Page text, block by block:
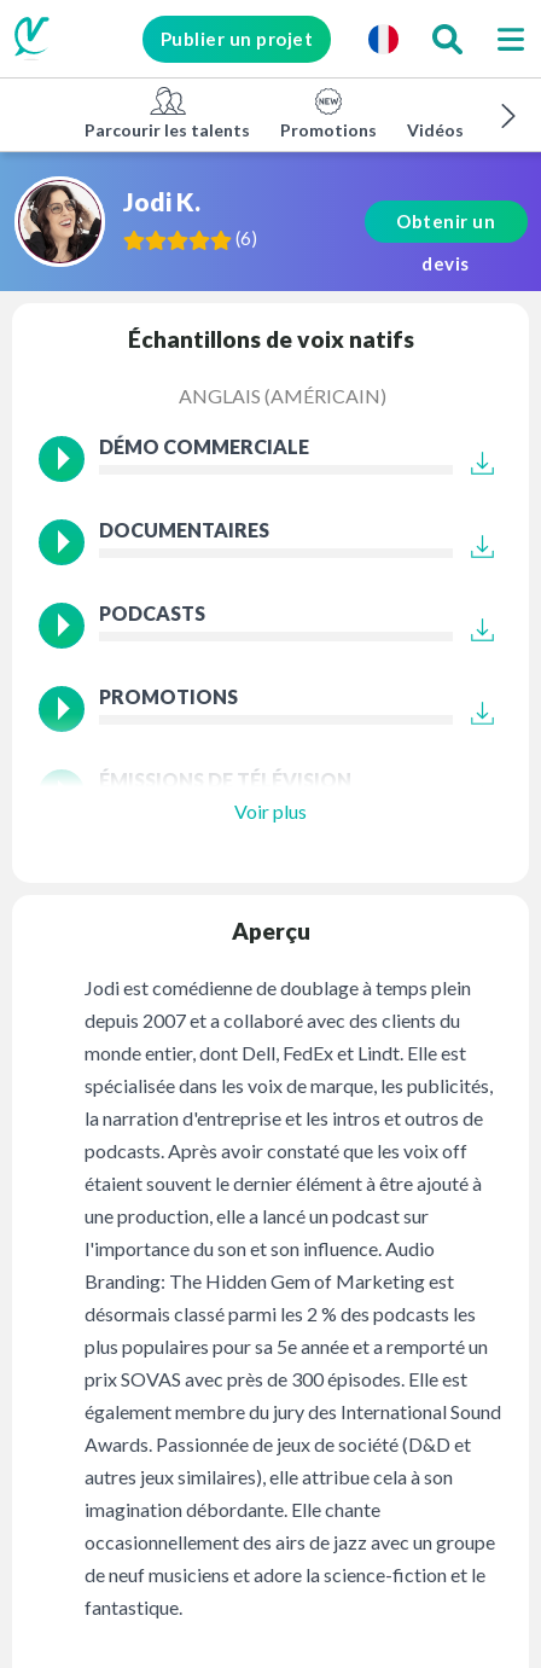
Publier un projet
Parcourir les talents Promotions Vidéos
Jodi K.
(6)
Obtenir un
devis
Échantillons de voix natifs
ANGLAIS (AMÉRICAIN)
DÉMO COMMERCIALE
DOCUMENTAIRES
PODCASTS
PROMOTIONS
ÉMISSIONS DE TÉLÉVISION
Voir plus
Aperçu
Jodi est comédienne de doublage à temps plein
depuis 2007 et a collaboré avec des clients du
monde entier, dont Dell, FedEx et Lindt. Elle est
spécialisée dans les voix de marque, les publicités,
la narration d'entreprise et les intros et outros de
podcasts. Après avoir constaté que les voix off
étaient souvent le dernier élément à être ajouté à
une production, elle a lancé un podcast sur
l'importance du son et son influence. Audio
Branding: The Hidden Gem of Marketing est
désormais classé parmi les 2 % des podcasts les
plus populaires pour sa 5e année et a remporté un
prix SOVAS avec près de 300 épisodes. Elle est
également membre du jury des International Sound
Awards. Passionnée de jeux de société (D&D et
autres jeux similaires), elle attribue cela à son
imagination débordante. Elle chante
occasionnellement des airs de jazz avec un groupe
de neuf musiciens et adore la science-fiction et le
fantastique.